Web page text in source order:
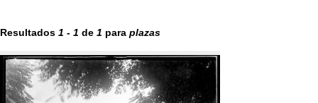
Resultados 1 - 1 de 1 para plazas